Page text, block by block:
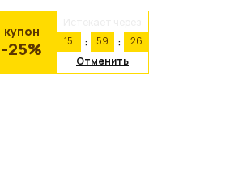
купон
-25%
15
59
26
Отменить